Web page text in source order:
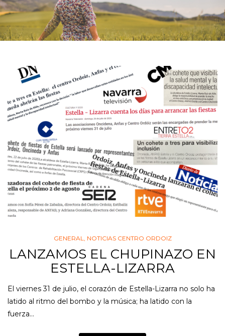
GENERAL, NOTICIAS CENTRO ORDOIZ
LANZAMOS EL CHUPINAZO EN
ESTELLA-LIZARRA
El viernes 31 de julio, el corazón de Estella-Lizarra no solo ha
latido al ritmo del bombo y la música; ha latido con la
fuerza…